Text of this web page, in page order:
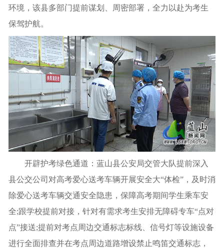
环境，该县多部门提前谋划、周密部署，全力以赴为考生
保驾护航。
开辟护考绿色通道：蓝山县公安局交管大队提前深入
县公交公司对高考爱心送考车辆开展安全大“体检”，及时消
除爱心送考车辆交通安全隐患，保障高考期间学生乘车安
全;跟学校提前对接，针对有需求考生安排无障碍专车“点对
点”接送;提前对考点周边交通标志标线、信号灯等设施设备
进行全面排查并在考点周边道路增设禁止鸣笛交通标志，